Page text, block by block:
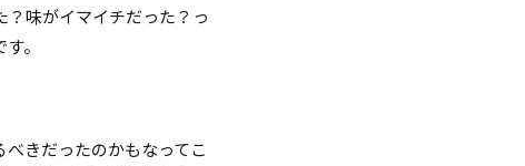
味がイマイチだった？っ
。
きだったのかもなってこ